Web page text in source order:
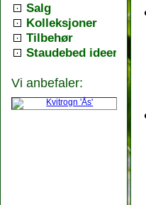
Salg
Kolleksjoner
Tilbehør
Staudebed ideer
Vi anbefaler: